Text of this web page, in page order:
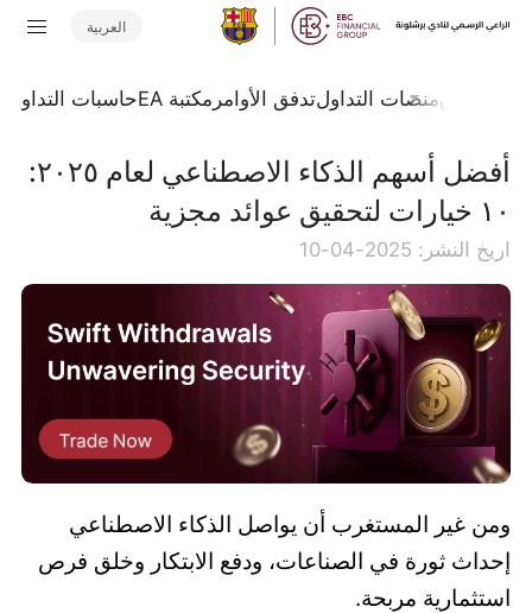
العربية
السوقمنصات التداولتدفق الأوامر مكتبة EA حاسبات التداول
أفضل أسهم الذكاء الاصطناعي لعام ٢٠٢٥:
١٠ خيارات لتحقيق عوائد مجزية
اريخ النشر: 2025-04-10
ومن غير المستغرب أن يواصل الذكاء الاصطناعي
إحداث ثورة في الصناعات، ودفع الابتكار وخلق فرص
استثمارية مربحة.